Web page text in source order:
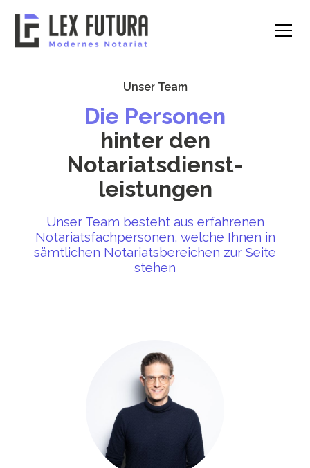
Unser Team
Die Personen
hinter den
Notariatsdienst­
leistungen
Unser Team besteht aus erfahrenen
Notariatsfachpersonen, welche Ihnen in
sämtlichen Notariatsbereichen zur Seite
stehen